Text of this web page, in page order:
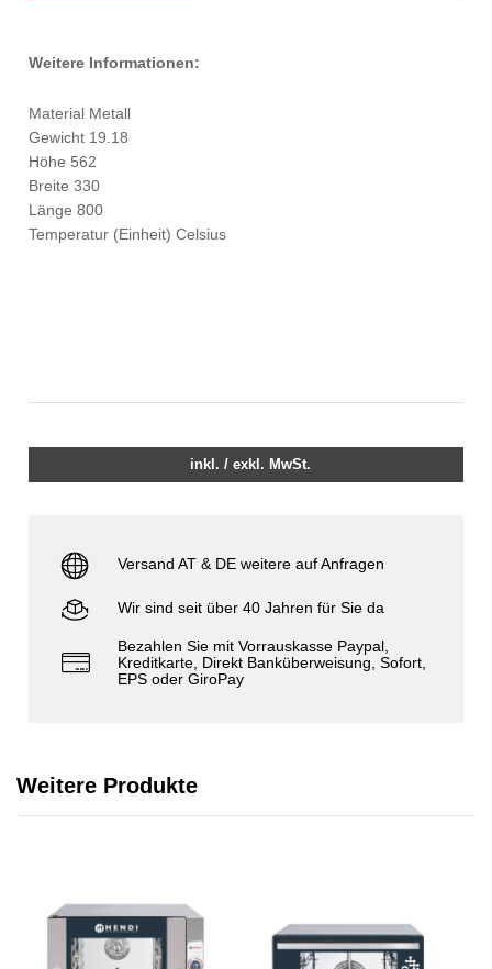
Weitere Informationen:
Material Metall
Gewicht 19.18
Höhe 562
Breite 330
Länge 800
Temperatur (Einheit) Celsius
inkl. / exkl. MwSt.
Versand AT & DE weitere auf Anfragen
Wir sind seit über 40 Jahren für Sie da
Bezahlen Sie mit Vorrauskasse Paypal,
Kreditkarte, Direkt Banküberweisung, Sofort,
EPS oder GiroPay
Weitere Produkte